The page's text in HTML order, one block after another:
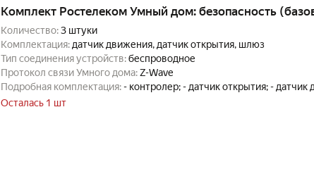
Комплект Ростелеком Умный дом: безопасность
Количество:3 штуки
Комплектация: датчик движения, датчик открытия, шлюз
Тип соединения устройств:беспроводное
Протокол связи Умного дома:Z-Wave
Подробная комплектация:- контролер; - датчик открытия; - датчик
Осталась 1 шт